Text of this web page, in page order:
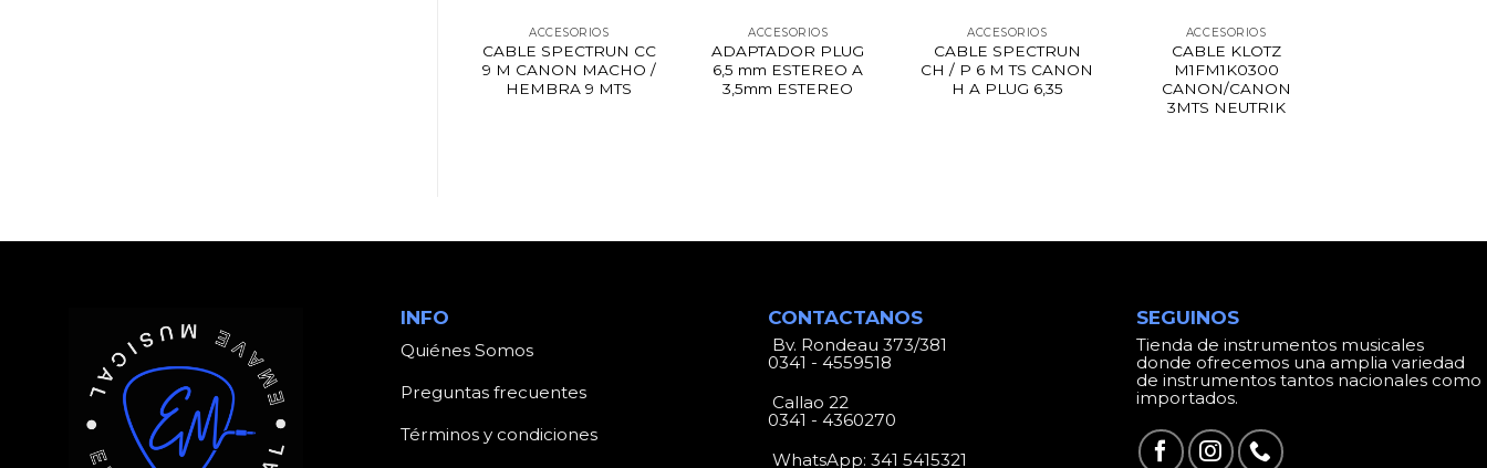
ACCESORIOS
CABLE SPECTRUN CC
9 M CANON MACHO /
HEMBRA 9 MTS
ACCESORIOS
ADAPTADOR PLUG
6,5 mm ESTEREO A
3,5mm ESTEREO
ACCESORIOS
CABLE SPECTRUN
CH / P 6 M TS CANON
H A PLUG 6,35
ACCESORIOS
CABLE KLOTZ
M1FM1K0300
CANON/CANON
3MTS NEUTRIK
INFO
Quiénes Somos
Preguntas frecuentes
Términos y condiciones
CONTACTANOS
Bv. Rondeau 373/381
0341 - 4559518
Callao 22
0341 - 4360270
WhatsApp:341 5415321
SEGUINOS
Tienda de instrumentos musicales
donde ofrecemos una amplia variedad
de instrumentos tantos nacionales como
importados.